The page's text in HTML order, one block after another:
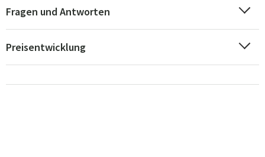
Fragen und Antworten
Preisentwicklung